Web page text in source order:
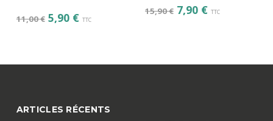
11,00€ 5,90 € TTC
15,90€ 7,90 € TTC
ARTICLES RÉCENTS